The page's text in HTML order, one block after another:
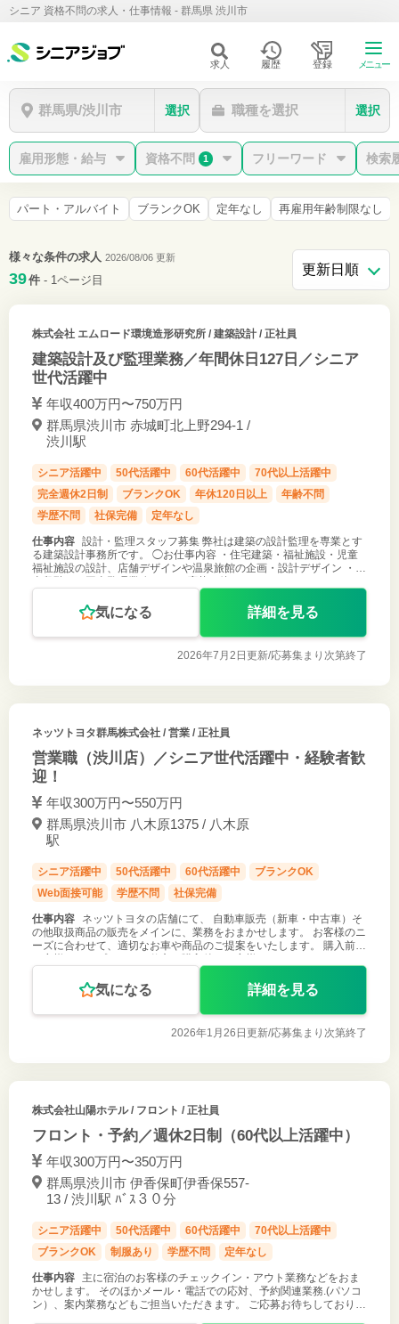
シニア 資格不問の求人・仕事情報 - 群馬県 渋川市
求人 履歴 登録 メニュー
群馬県/渋川市 選択 職種を選択 選択
雇用形態・給与 資格不問 1 フリーワード 検索
パート・アルバイト ブランクOK 定年なし 再雇用年齢制限なし
様々な条件の求人 2026/08/06 更新
39件 - 1ページ目
株式会社 エムロード環境造形研究所/ 建築設計 / 正社員
建築設計及び監理業務／年間休日127日／シニア
世代活躍中
年収400万円〜750万円
群馬県渋川市 赤城町北上野294-1 /
渋川駅
シニア活躍中 50代活躍中 60代活躍中
70代以上活躍中
完全週休2日制
ブランクOK 年休120日以上
年齢不問
学歴不問
社保完備 定年なし
仕事内容 設計・監理スタッフ募集 弊社は建築の設計監理を専業とす
る建築設計事務所です。 ◯お仕事内容 ・住宅建築・福祉施設・児童
福祉施設の設計、店舗デザインや温泉旅館の企画・設計デザイン ・工
気になる 詳細を見る
2026年7月2日更新/応募集まり次第終了
ネッツトヨタ群馬株式会社/ 営業 / 正社員
営業職（渋川店）／シニア世代活躍中・経験者歓
迎！
年収300万円〜550万円
群馬県渋川市 八木原1375 / 八木原
駅
シニア活躍中 50代活躍中 60代活躍中
ブランクOK
Web面接可能
学歴不問 社保完備
仕事内容
ネッツトヨタの店舗にて、 自動車販売（新車・中古車）そ
の他取扱商品の販売をメインに、業務をおまかせします。 お客様のニ
ーズに合わせて、適切なお車や商品のご提案をいたします。 購入前の
お客様へのアプローチの仕方、購入後のお客様へのアフターフォロー
など、お客様ひと
気になる 詳細を見る
2026年1月26日更新/応募集まり次第終了
株式会社山陽ホテル/ フロント / 正社員
フロント・予約／週休2日制（60代以上活躍中）
年収300万円〜350万円
群馬県渋川市 伊香保町伊香保557-
13 / 渋川駅 ﾊﾞｽ３０分
シニア活躍中 50代活躍中 60代活躍中
70代以上活躍中
ブランクOK
制服あり 学歴不問 定年なし
仕事内容
主に宿泊のお客様のチェックイン・アウト業務などをおま
かせします。 そのほかメール・電話での応対、予約関連業務.(パソコ
ン）、案内業務などもご担当いただきます。 ご応募お待ちしておりま